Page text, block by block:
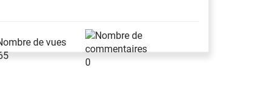
0